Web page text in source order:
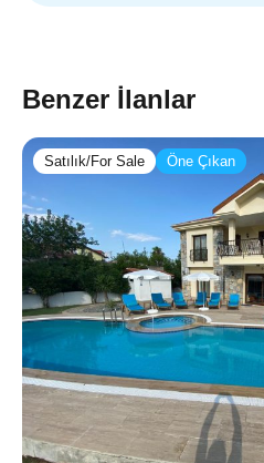
Benzer İlanlar
Satılık/For Sale Öne Çıkan